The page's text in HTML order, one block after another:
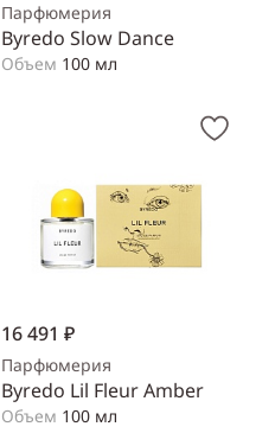
Парфюмерия
Byredo Slow Dance
Объем 100 мл
16 491 ₽
Парфюмерия
Byredo Lil Fleur Amber
Объем 100 мл